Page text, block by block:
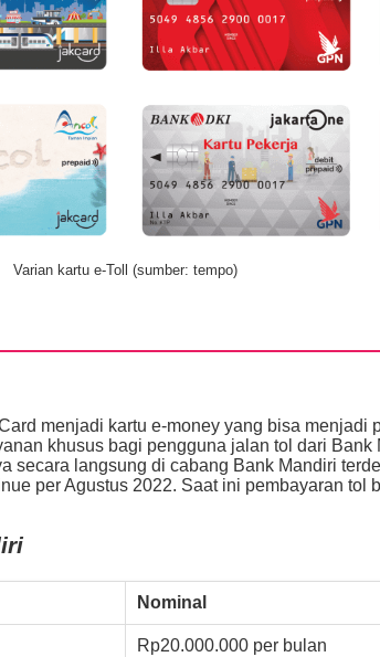
Varian kartu e-Toll (sumber: tempo)
menjadi kartu e-money yang bisa menjadi
khusus bagi pengguna jalan tol dari Bank
secara langsung di cabang Bank Mandiri
per Agustus 2022. Saat ini pembayaran tol
Nominal
Rp20.000.000 per bulan